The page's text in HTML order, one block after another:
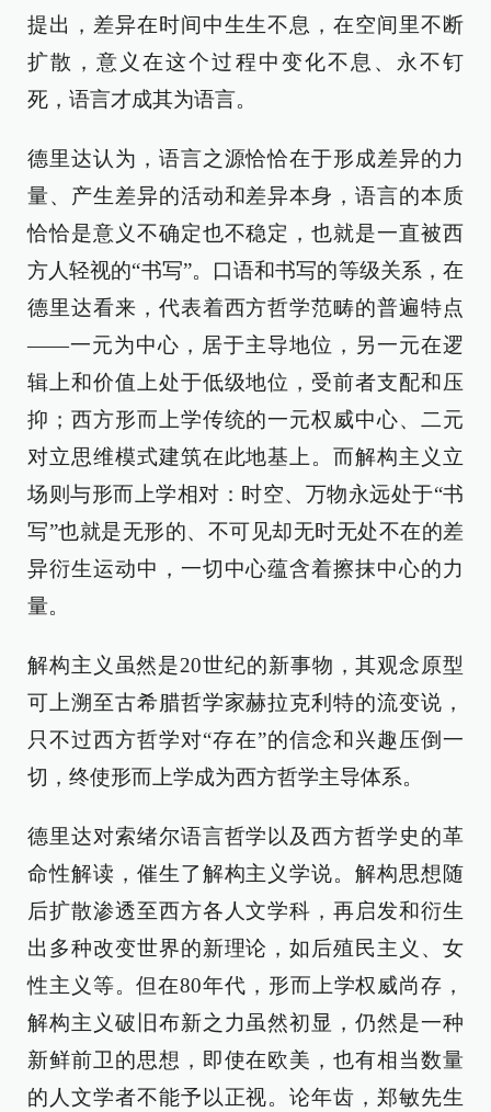
提出，差异在时间中生生不息，在空间里不断
扩散，意义在这个过程中变化不息、永不钉
死，语言才成其为语言。
德里达认为，语言之源恰恰在于形成差异的力
量、产生差异的活动和差异本身，语言的本质
恰恰是意义不确定也不稳定，也就是一直被西
方人轻视的“书写”。口语和书写的等级关系，在
德里达看来，代表着西方哲学范畴的普遍特点
——一元为中心，居于主导地位，另一元在逻
辑上和价值上处于低级地位，受前者支配和压
抑；西方形而上学传统的一元权威中心、二元
对立思维模式建筑在此地基上。而解构主义立
场则与形而上学相对：时空、万物永远处于“书
写”也就是无形的、不可见却无时无处不在的差
异衍生运动中，一切中心蕴含着擦抹中心的力
量。
解构主义虽然是20世纪的新事物，其观念原型
可上溯至古希腊哲学家赫拉克利特的流变说，
只不过西方哲学对“存在”的信念和兴趣压倒一
切，终使形而上学成为西方哲学主导体系。
德里达对索绪尔语言哲学以及西方哲学史的革
命性解读，催生了解构主义学说。解构思想随
后扩散渗透至西方各人文学科，再启发和衍生
出多种改变世界的新理论，如后殖民主义、女
性主义等。但在80年代，形而上学权威尚存，
解构主义破旧布新之力虽然初显，仍然是一种
新鲜前卫的思想，即使在欧美，也有相当数量
的人文学者不能予以正视。论年齿，郑敏先生